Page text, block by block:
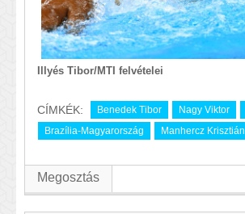
Illyés Tibor/MTI felvételei
CÍMKÉK: Benedek Tibor Nagy Viktor
Brazília-Magyarország
Manhercz Krisztián
Megosztás